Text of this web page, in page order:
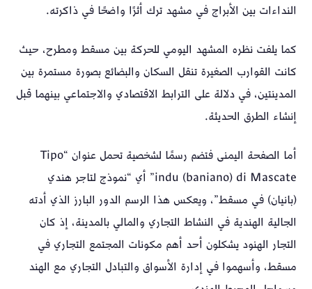
النداءات بين الأبراج في مشهد ترك أثرًا واضحًا في ذاكرته.
كما يلفت نظره المشهد اليومي للحركة بين مسقط ومطرح، حيث
كانت القوارب الصغيرة تنقل السكان والبضائع بصورة مستمرة بين
المدينتين، في دلالة على الترابط الاقتصادي والاجتماعي بينهما قبل
إنشاء الطرق الحديثة.
أما الصفحة اليمنى فتضم رسمًا لشخصية تحمل عنوان “Tipo
indu (baniano) di Mascate” أي “نموذج لتاجر هندي
(بانيان) في مسقط”، ويعكس هذا الرسم الدور البارز الذي أدته
الجالية الهندية في النشاط التجاري والمالي بالمدينة، إذ كان
التجار الهنود يشكلون أحد أهم مكونات المجتمع التجاري في
مسقط، وأسهموا في إدارة الأسواق والتبادل التجاري مع الهند